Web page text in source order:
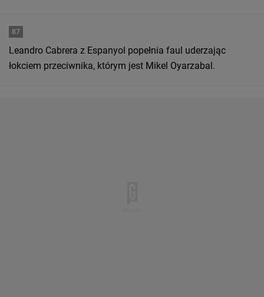
87
Leandro Cabrera z Espanyol popełnia faul uderzając
łokciem przeciwnika, którym jest Mikel Oyarzabal.